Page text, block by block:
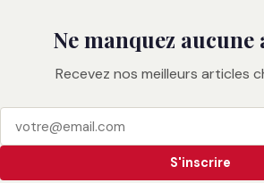
Ne manquez
Recevez nos meilleurs articles
S'inscrire